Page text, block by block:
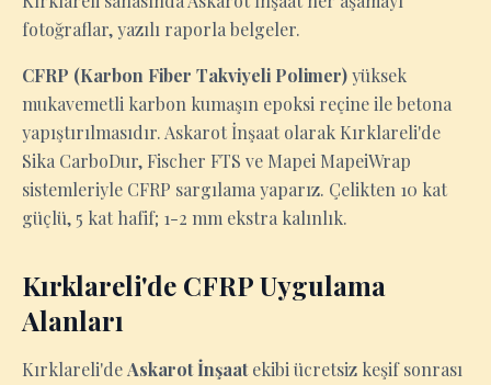
fotoğraflar, yazılı raporla belgeler.
CFRP (Karbon Fiber Takviyeli Polimer)yüksek
mukavemetli karbon kumaşın epoksi reçine ile betona
yapıştırılmasıdır. Askarot İnşaat olarak Kırklareli'de
Sika CarboDur, Fischer FTS ve Mapei MapeiWrap
sistemleriyle CFRP sargılama yaparız. Çelikten 10 kat
güçlü, 5 kat hafif; 1-2 mm ekstra kalınlık.
Kırklareli'de CFRP Uygulama
Alanları
Kırklareli'deAskarot İnşaatekibi ücretsiz keşif sonrası